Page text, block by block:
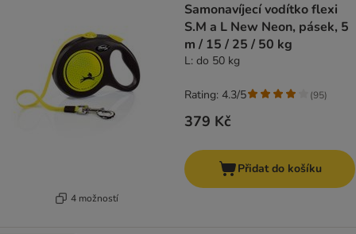
4 možností
Samonavíjecí vodítko flexi
S.M a L New Neon, pásek, 5
m / 15 / 25 / 50 kg
L: do 50 kg
379 Kč
Rating: 4.3/5 (95)
Přidat do košíku